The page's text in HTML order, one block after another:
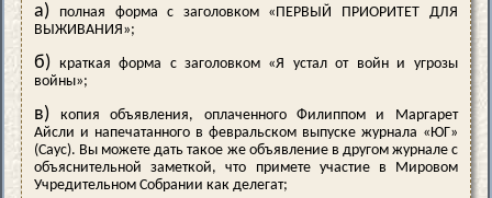
а) полная форма с заголовком «ПЕРВЫЙ ПРИОРИТЕТ ДЛЯ
ВЫЖИВАНИЯ»;
б) краткая форма с заголовком «Я устал от войн и угрозы
войны»;
в) копия объявления, оплаченного Филиппом и Маргарет
Айсли и напечатанного в февральском выпуске журнала «ЮГ»
(Саус). Вы можете дать такое же объявление в другом журнале с
объяснительной заметкой, что примете участие в Мировом
Учредительном Собрании как делегат;